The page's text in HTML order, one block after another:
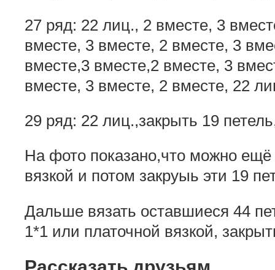
27 ряд: 22 лиц., 2 вместе, 3
вместе, 3 вместе, 2 вместе, 3
вместе,3 вместе,2 вместе, 3
вместе, 3 вместе, 2 вместе, 22
29 ряд: 22 лиц.,закрыть 19
На фото показано,что можно ещё
вязкой и потом закруыь эти 19
Дальше вязать оставшиеся 44
1*1 или платочной вязкой,